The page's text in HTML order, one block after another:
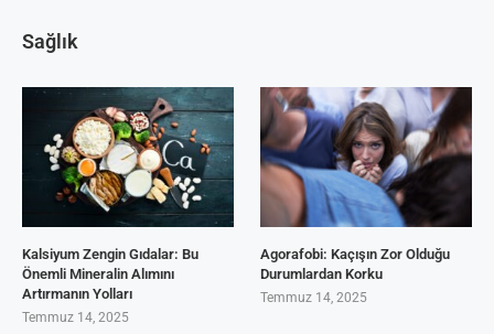
Sağlık
Kalsiyum Zengin Gıdalar: Bu
Önemli Mineralin Alımını
Artırmanın Yolları
Temmuz 14, 2025
Agorafobi: Kaçışın Zor Olduğu
Durumlardan Korku
Temmuz 14, 2025